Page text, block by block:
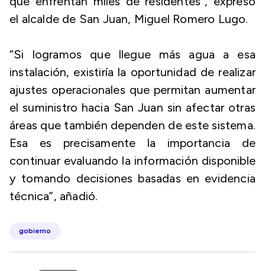
el alcalde de San Juan, Miguel Romero Lugo.
“Si logramos que llegue más agua a esa
instalación, existiría la oportunidad de realizar
ajustes operacionales que permitan aumentar
el suministro hacia San Juan sin afectar otras
áreas que también dependen de este sistema.
Esa es precisamente la importancia de
continuar evaluando la información disponible
y tomando decisiones basadas en evidencia
técnica”, añadió.
gobierno